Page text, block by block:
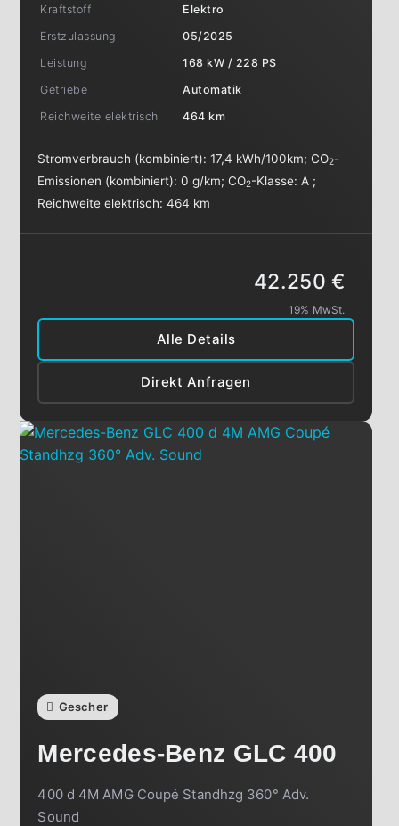
Kraftstoff
Elektro
Erstzulassung
05/2025
Leistung
168 kW / 228 PS
Getriebe
Automatik
Reichweite elektrisch
464 km
Stromverbrauch (kombiniert):17,4 kWh/100km;CO2-
Emissionen (kombiniert):0 g/km;CO2-Klasse: A ;
Reichweite elektrisch:464 km
Alle Details
Direkt Anfragen
42.250 €
19% MwSt.
Gescher
Mercedes-Benz GLC 400
400 d 4M AMG Coupé Standhzg 360° Adv.
Sound